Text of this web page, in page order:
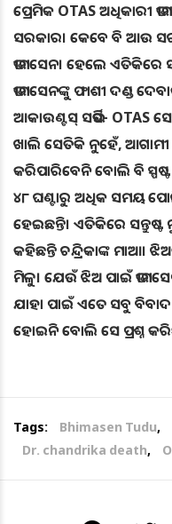
ପ୍ରେମିକ OTAS ଅଧିକାରୀ
ସରକାର। କେବେ ବି ଆଉ
ଭୀମସେନ। ହେଲେ ଏତିକିରେ
ଭୀମସେନଙ୍କୁ ଫାଶୀ ଦଣ୍ଡ
ଆକାଉଣ୍ଟସ୍ ସର୍ଭିସ- OTAS
ଖାଲି ସେତିକି ନୁହେଁ,
କରିପାରିବେନି ବୋଲି ବି
୪୮ ଘଣ୍ଟାରୁ ଅଧିକ ସମୟ
ହେଇଛନ୍ତି। ଏତିକିରେ
କହିଛନ୍ତି ଚନ୍ଦ୍ରିକାଙ୍କ ମାଆ।
ମିଳୁ। ଯେଉଁ ଝିଅ ପାଇଁ
ଯାହା ପାଇଁ ଏତେ ସବୁ
ହୋଇନି ବୋଲି ସେ ପ୍ରଶ୍ନ
Tags: Bhimasen Tudu,
Dr. chandrika death,